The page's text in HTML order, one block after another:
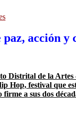
acción y
Distrital de la Artes
Hop, festival que
firme a sus dos